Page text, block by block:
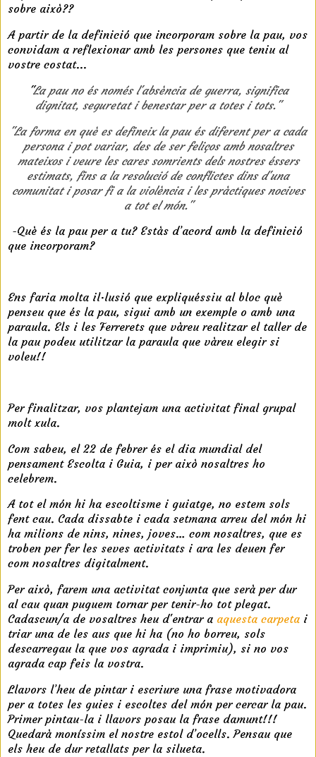
sobre això??
A partir de la definició que incorporam sobre la pau, vos
convidam a reflexionar amb les persones que teniu al
vostre costat...
"La pau no és només l'absència de guerra, significa
dignitat, seguretat i benestar per a totes i tots."
"La forma en què es defineix la pau és diferent per a cada
persona i pot variar, des de ser feliços amb nosaltres
mateixos i veure les cares somrients dels nostres éssers
estimats, fins a la resolució de conflictes dins d'una
comunitat i posar fi a la violència i les pràctiques nocives
a tot el món."
-Què és la pau per a tu? Estàs d’acord amb la definició
que incorporam?
Ens faria molta il·lusió que expliquéssiu al bloc què
penseu que és la pau, sigui amb un exemple o amb una
paraula. Els i les Ferrerets que vàreu realitzar el taller de
la pau podeu utilitzar la paraula que vàreu elegir si
voleu!!
Per finalitzar, vos plantejam una activitat final grupal
molt xula.
Com sabeu, el 22 de febrer és el dia mundial del
pensament Escolta i Guia, i per això nosaltres ho
celebrem.
A tot el món hi ha escoltisme i guiatge, no estem sols
fent cau. Cada dissabte i cada setmana arreu del món hi
ha milions de nins, nines, joves… com nosaltres, que es
troben per fer les seves activitats i ara les deuen fer
com nosaltres digitalment.
Per això, farem una activitat conjunta que serà per dur
al cau quan puguem tornar per tenir-ho tot plegat.
Cadascun/a de vosaltres heu d'entrar a aquesta carpeta i
triar una de les aus que hi ha (no ho borreu, sols
descarregau la que vos agrada i imprimiu), si no vos
agrada cap feis la vostra.
Llavors l’heu de pintar i escriure una frase motivadora
per a totes les guies i escoltes del món per cercar la pau.
Primer pintau-la i llavors posau la frase damunt!!!
Quedarà moníssim el nostre estol d’ocells. Pensau que
els heu de dur retallats per la silueta.